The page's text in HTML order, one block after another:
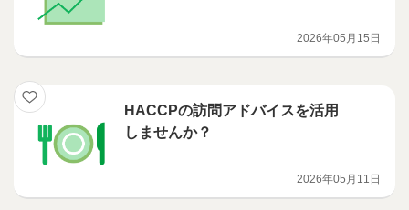
2026年05月15日
HACCPの訪問アドバイスを活用
しませんか？
2026年05月11日